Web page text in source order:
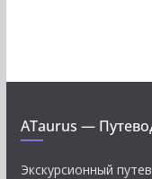
ATaurus —
Экскурсионный